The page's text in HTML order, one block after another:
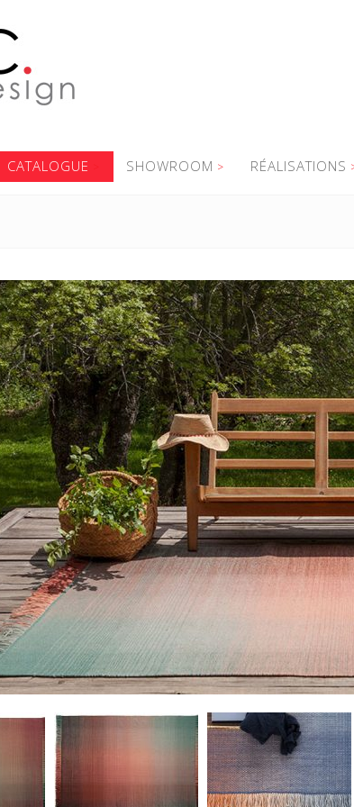
CATALOGUE SHOWROOM RÉALISATIONS